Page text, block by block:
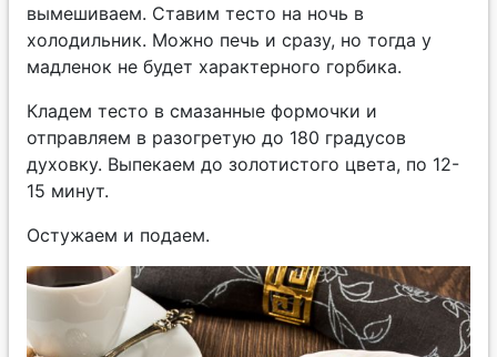
вымешиваем. Ставим тесто на ночь в
холодильник. Можно печь и сразу, но тогда у
мадленок не будет характерного горбика.
Кладем тесто в смазанные формочки и
отправляем в разогретую до 180 градусов
духовку. Выпекаем до золотистого цвета, по 12-
15 минут.
Остужаем и подаем.